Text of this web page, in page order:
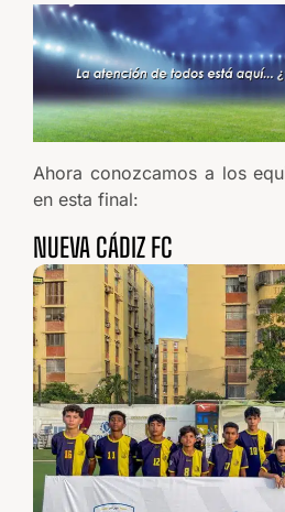
Ahora conozcamos a los
en esta final:
NUEVA CÁDIZ FC